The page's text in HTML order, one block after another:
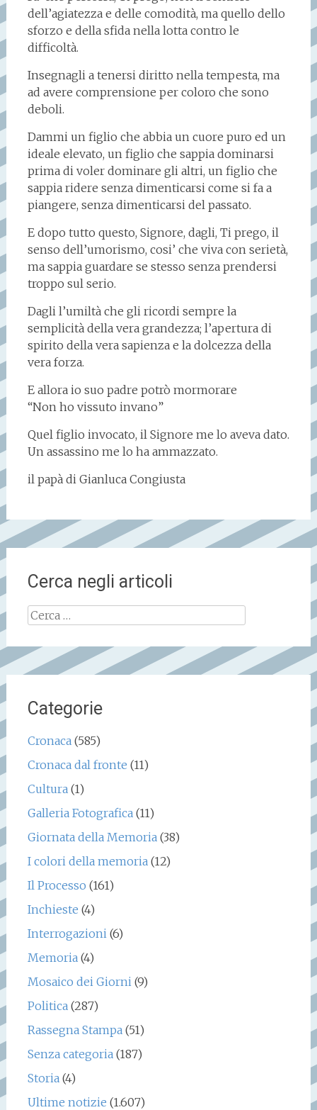
dell’agiatezza e delle comodità, ma quello dello
sforzo e della sfida nella lotta contro le
difficoltà.
Insegnagli a tenersi diritto nella tempesta, ma
ad avere comprensione per coloro che sono
deboli.
Dammi un figlio che abbia un cuore puro ed un
ideale elevato, un figlio che sappia dominarsi
prima di voler dominare gli altri, un figlio che
sappia ridere senza dimenticarsi come si fa a
piangere, senza dimenticarsi del passato.
E dopo tutto questo, Signore, dagli, Ti prego, il
senso dell’umorismo, cosi’ che viva con serietà,
ma sappia guardare se stesso senza prendersi
troppo sul serio.
Dagli l’umiltà che gli ricordi sempre la
semplicità della vera grandezza; l’apertura di
spirito della vera sapienza e la dolcezza della
vera forza.
E allora io suo padre potrò mormorare
“Non ho vissuto invano”
Quel figlio invocato, il Signore me lo aveva dato.
Un assassino me lo ha ammazzato.
il papà di Gianluca Congiusta
Cerca negli articoli
Ricerca
Categorie
Cronaca(585)
Cronaca dal fronte (11)
Cultura(1)
Galleria Fotografica(11)
Giornata della Memoria(38)
I colori della memoria(12)
Il Processo (161)
Inchieste (4)
Interrogazioni(6)
Memoria(4)
Mosaico dei Giorni(9)
Politica(287)
Rassegna Stampa(51)
Senza categoria(187)
Storia(4)
Ultime notizie (1.607)